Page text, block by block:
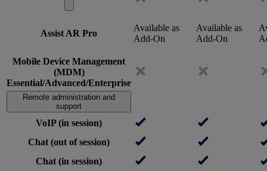
Assist AR Pro
Available as
Add-On
Available as
Add-On
Mobile Device Management
(MDM)
Essential/Advanced/Enterprise
Remote administration and
support
VoIP (in session)
Chat (out of session)
Chat (in session)